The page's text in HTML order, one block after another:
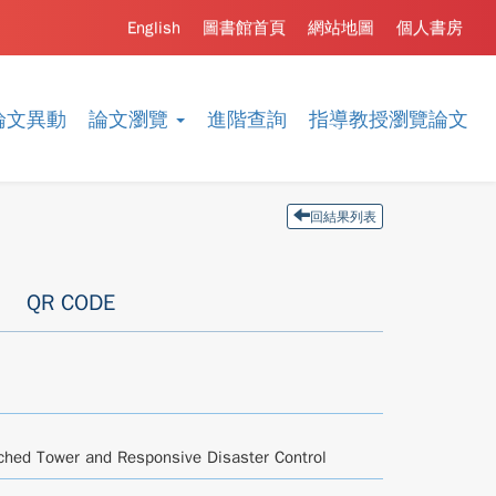
文異動 論文瀏覽 進階查詢 指導教授瀏覽論文
個人書房
網站地圖
圖書館首頁
English
回結果列表
QR CODE
Tower and Responsive Disaster Control